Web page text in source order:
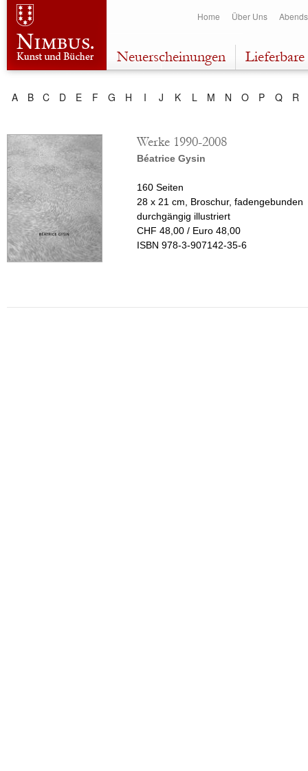
Home Über Uns
Neuerscheinungen
A B C D E F G H I J K L M N O P Q R
Werke 1990-2008
Béatrice Gysin
160 Seiten
28 x 21 cm, Broschur, fadengebunden
durchgängig illustriert
CHF 48,00 / Euro 48,00
ISBN 978-3-907142-35-6